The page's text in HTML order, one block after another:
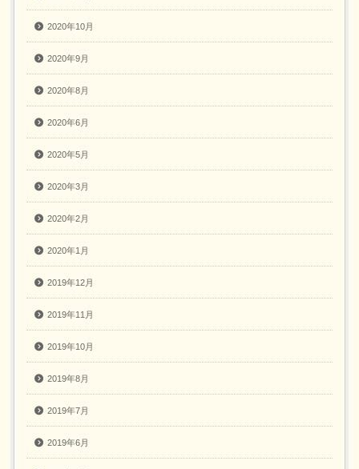
2020年10月
2020年9月
2020年8月
2020年6月
2020年5月
2020年3月
2020年2月
2020年1月
2019年12月
2019年11月
2019年10月
2019年8月
2019年7月
2019年6月